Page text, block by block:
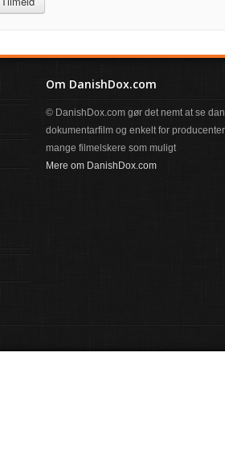
Om DanishDox.com
© DanishDox.com gør det nemt at se
dokumentarfilm og enkelt for
mange filmelskere som muligt
Mere om DanishDox.com